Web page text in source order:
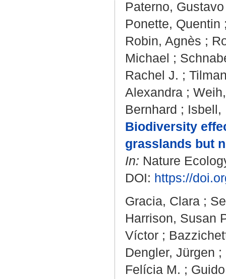
Paterno,
Ponette, Quentin
Robin, Agnès ;
Michael ;
Rachel J. ;
Alexandra ;
Bernhard ; Isbell,
Biodiversity
grasslands but
In: Nature
DOI: https://
Gracia, Clara ;
Harrison, Susan
Víctor ;
Dengler, Jürgen ;
Felícia M. ;